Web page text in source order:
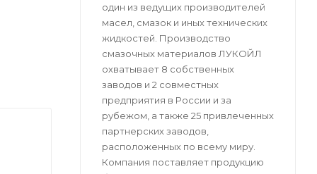
один из ведущих производителей
масел, смазок и иных технических
жидкостей. Производство
смазочных материалов ЛУКОЙЛ
охватывает 8 собственных
заводов и 2 совместных
предприятия в России и за
рубежом, a также 25 привлеченных
партнерских заводов,
расположенных по всему миру.
Компания поставляет продукцию